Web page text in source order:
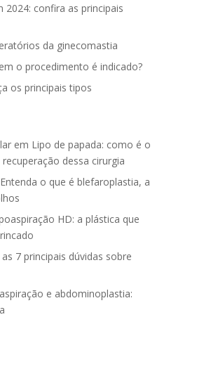
2024: confira as principais
da ginecomastia
o procedimento é indicado?
os principais tipos
em Lipo de papada: como é o
dessa cirurgia
Entenda o que é blefaroplastia, a
HD: a plástica que
7 principais dúvidas sobre
e abdominoplastia: